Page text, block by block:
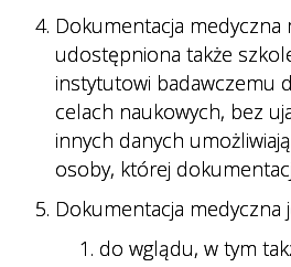
Dokumentacja medyczna
udostępniona także
instytutowi badawczemu
celach naukowych, bez
innych danych
osoby, której
Dokumentacja medyczna
do wglądu, w tym